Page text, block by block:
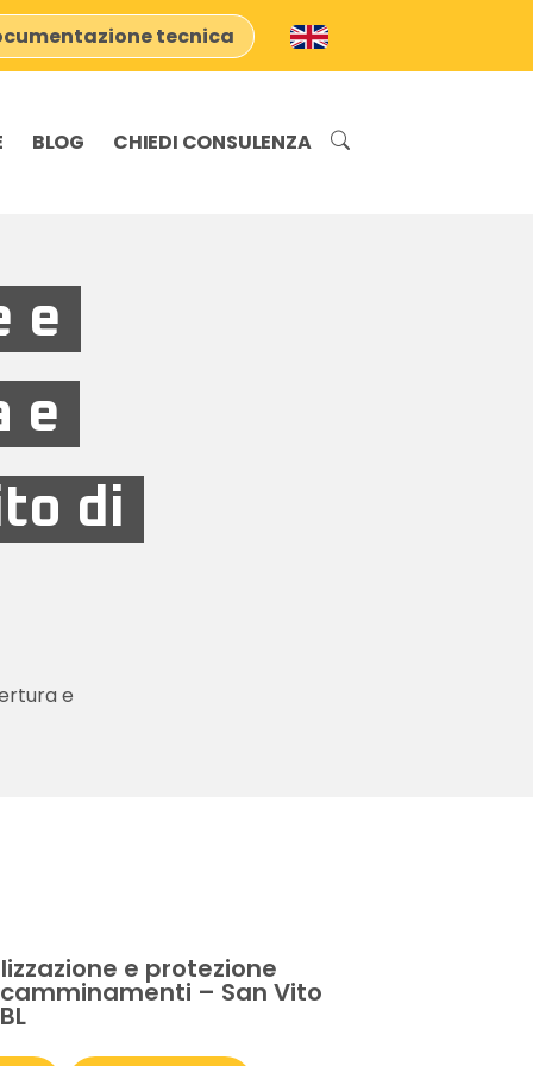
tecnica
BLOG CHIEDI CONSULENZA
e
e
di
e
e protezione
– San Vito